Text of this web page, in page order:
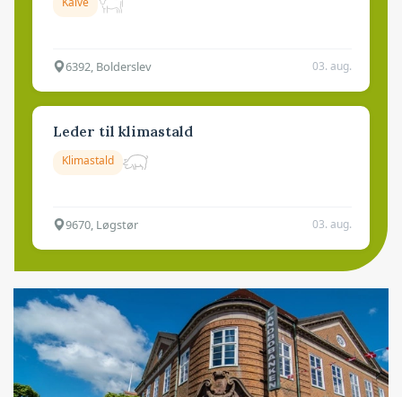
6392, Bolderslev 03. aug.
Leder til klimastald
Klimastald
9670, Løgstør 03. aug.